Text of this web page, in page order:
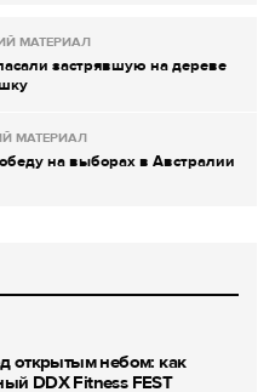
МАТЕРИАЛ
застрявшую на дереве
МАТЕРИАЛ
на выборах в Австралии
открытым небом: как
DDX Fitness FEST